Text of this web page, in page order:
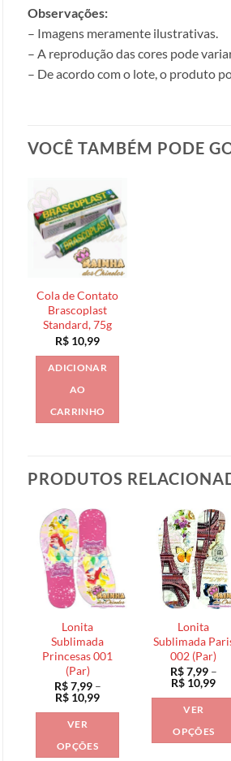
Observações:
– Imagens meramente ilustrativas.
– A reprodução das cores pode
– De acordo com o lote, o produto
VOCÊ TAMBÉM PODE
Cola de Contato
Brascoplast
Standard, 75g
R$ 10,99
ADICIONAR
AO
CARRINHO
PRODUTOS
Lonita
Sublimada
Princesas 001
(Par)
R$7,99 –
R$ 10,99Faixa
VER
OPÇÕES
Lonita
Sublimada
002 (Par)
R$7,99 –
R$ 10,99
VER
OPÇÕES